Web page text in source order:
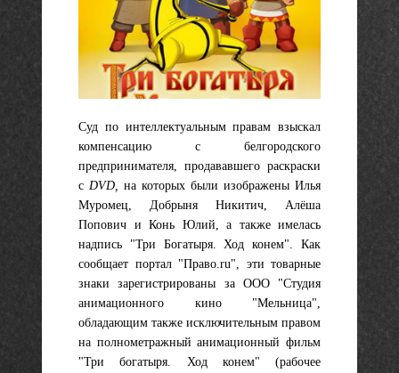
Суд по интеллектуальным правам взыскал
компенсацию с белгородского
предпринимателя, продававшего раскраски
с DVD,
на которых были изображены Илья
Муромец, Добрыня Никитич, Алёша
Попович и Конь Юлий, а также имелась
надпись "Три Богатыря. Ход конем". Как
сообщает портал "Право.ru", эти товарные
знаки зарегистрированы за ООО "Студия
анимационного кино "Мельница",
обладающим также исключительным правом
на полнометражный анимационный фильм
"Три богатыря. Ход конем" (рабочее